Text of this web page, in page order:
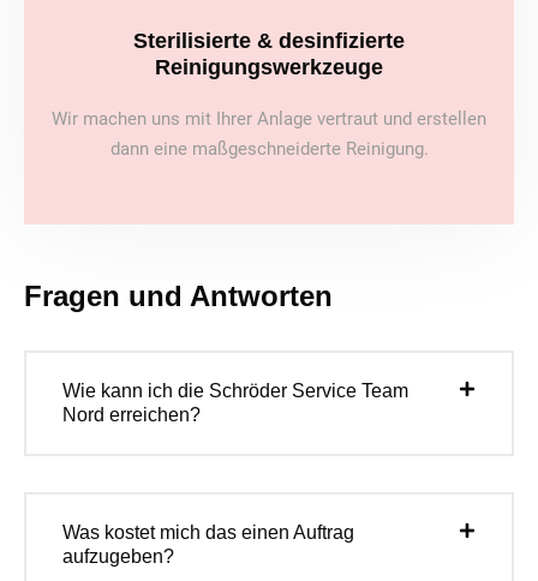
Sterilisierte & desinfizierte
Reinigungswerkzeuge
Wir machen uns mit Ihrer Anlage vertraut und erstellen
dann eine maßgeschneiderte Reinigung.
Fragen und Antworten
Wie kann ich die Schröder Service Team
Nord erreichen?
Was kostet mich das einen Auftrag
aufzugeben?